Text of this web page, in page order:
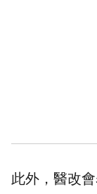
此外，醫改